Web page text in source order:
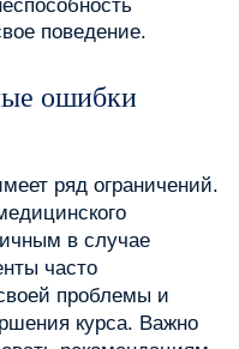
поведение.
ошибки
ряд ограничений.
в случае
часто
проблемы и
курса. Важно